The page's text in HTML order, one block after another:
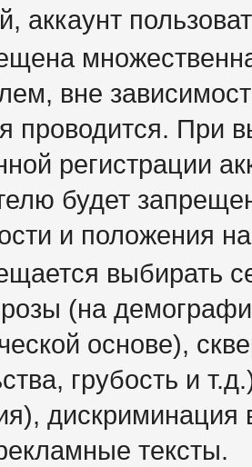
аккаунт
вне
проводится. При
регистрации
будет
и положения
выбирать
(на
основе),
грубость и
тексты.